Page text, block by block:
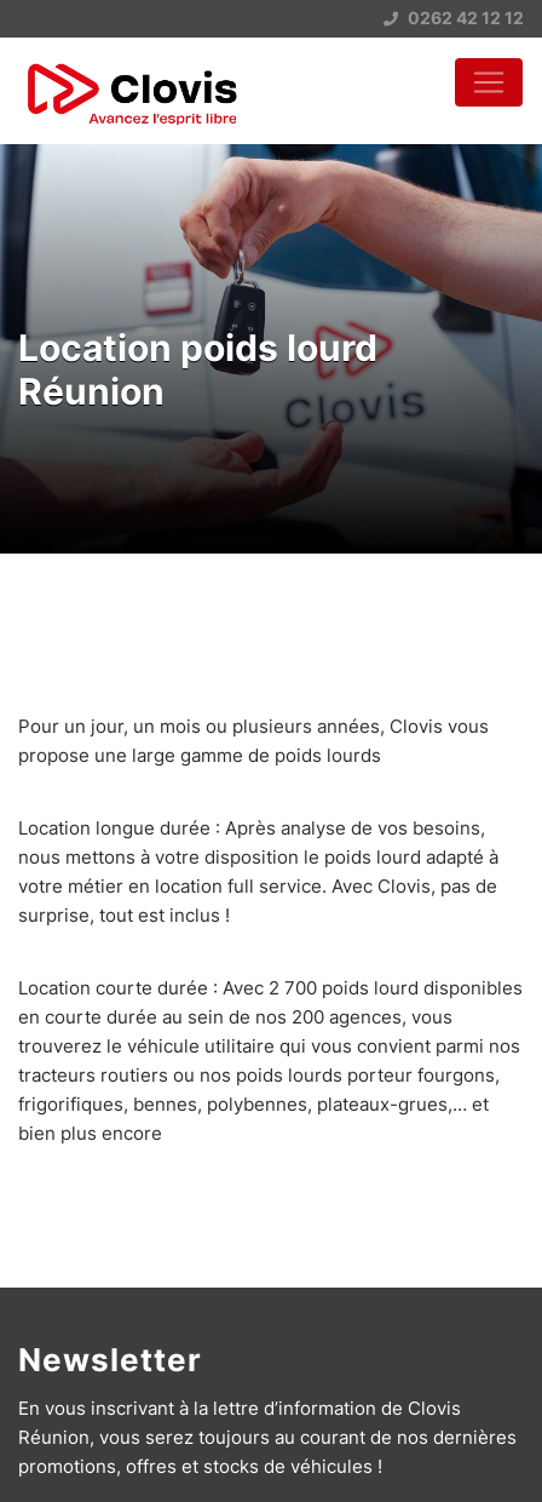
0262 42 12 12
Location poids lourd
Réunion
Pour un jour, un mois ou plusieurs années, Clovis vous
propose une large gamme de poids lourds
Location longue durée : Après analyse de vos besoins,
nous mettons à votre disposition le poids lourd adapté à
votre métier en location full service. Avec Clovis, pas de
surprise, tout est inclus !
Location courte durée : Avec 2 700 poids lourd disponibles
en courte durée au sein de nos 200 agences, vous
trouverez le véhicule utilitaire qui vous convient parmi nos
tracteurs routiers ou nos poids lourds porteur fourgons,
frigorifiques, bennes, polybennes, plateaux-grues,… et
bien plus encore
Newsletter
En vous inscrivant à la lettre d’information de Clovis
Réunion, vous serez toujours au courant de nos dernières
promotions, offres et stocks de véhicules !